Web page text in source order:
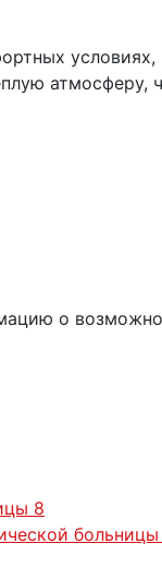
атмосферу,
о
8
больницы